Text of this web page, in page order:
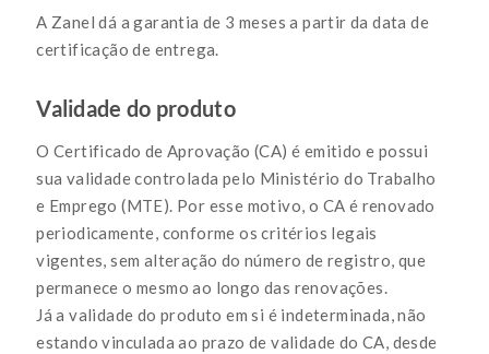
A Zanel dá a garantia de 3 meses a partir da data de
certificação de entrega.
Validade do produto
O Certificado de Aprovação (CA) é emitido e possui
sua validade controlada pelo Ministério do Trabalho
e Emprego (MTE). Por esse motivo, o CA é renovado
periodicamente, conforme os critérios legais
vigentes, sem alteração do número de registro, que
permanece o mesmo ao longo das renovações.
Já a validade do produto em si é indeterminada, não
estando vinculada ao prazo de validade do CA, desde